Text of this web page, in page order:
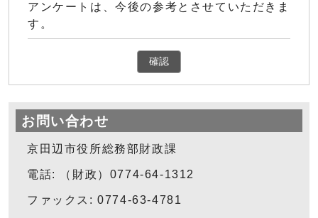
アンケートは、今後の参考とさせていただきま
す。
確認
お問い合わせ
京田辺市役所総務部財政課
電話: （財政）0774-64-1312
ファックス: 0774-63-4781